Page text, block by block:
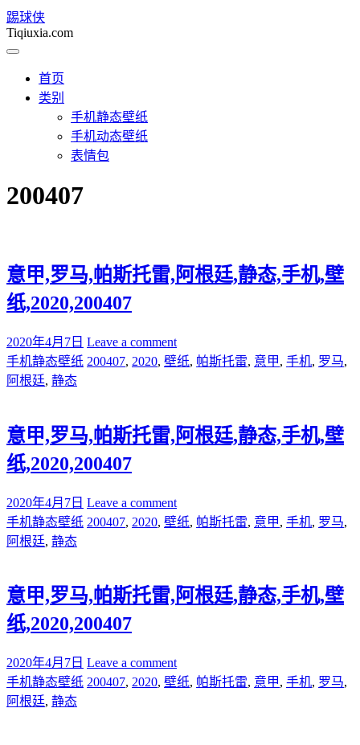
踢球侠
Tiqiuxia.com
首页
类别
手机静态壁纸
手机动态壁纸
表情包
200407
意甲,罗马,帕斯托雷,阿根廷,静态,手机,壁
纸,2020,200407
2020年4月7日 Leave a comment
手机静态壁纸 200407, 2020, 壁纸, 帕斯托雷, 意甲, 手机, 罗马,
阿根廷, 静态
意甲,罗马,帕斯托雷,阿根廷,静态,手机,壁
纸,2020,200407
2020年4月7日 Leave a comment
手机静态壁纸 200407, 2020, 壁纸, 帕斯托雷, 意甲, 手机, 罗马,
阿根廷, 静态
意甲,罗马,帕斯托雷,阿根廷,静态,手机,壁
纸,2020,200407
2020年4月7日 Leave a comment
手机静态壁纸 200407, 2020, 壁纸, 帕斯托雷, 意甲, 手机, 罗马,
阿根廷, 静态